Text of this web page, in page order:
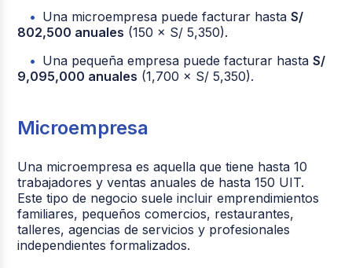
Una microempresa puede facturar hastaS/
802,500 anuales (150 × S/ 5,350).
Una pequeña empresa puede facturar hastaS/
9,095,000 anuales (1,700 × S/ 5,350).
Microempresa
Una microempresa es aquella que tiene hasta 10
trabajadores y ventas anuales de hasta 150 UIT.
Este tipo de negocio suele incluir emprendimientos
familiares, pequeños comercios, restaurantes,
talleres, agencias de servicios y profesionales
independientes formalizados.